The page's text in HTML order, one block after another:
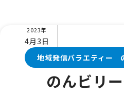
2023年
4月3日
地域発信バラエティー
のんビリ